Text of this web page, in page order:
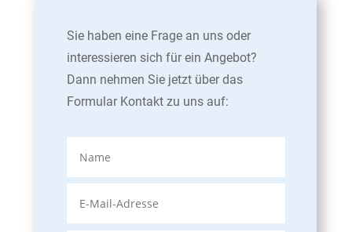
Sie haben eine Frage an uns oder
interessieren sich für ein Angebot?
Dann nehmen Sie jetzt über das
Formular Kontakt zu uns auf: